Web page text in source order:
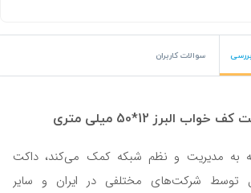
سوالات کاربران
البرز 12*50 میلی‌ متری
به مدیریت و نظم شبکه کمک می‌کند، داکت
شرکت‌های مختلفی در ایران و سایر